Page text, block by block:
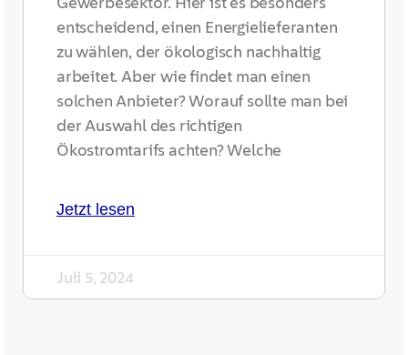
entscheidend, einen Energielieferanten
zu wählen, der ökologisch nachhaltig
arbeitet. Aber wie findet man einen
solchen Anbieter? Worauf sollte man bei
der Auswahl des richtigen
Ökostromtarifs achten? Welche
Jetzt lesen
Juli 5, 2024